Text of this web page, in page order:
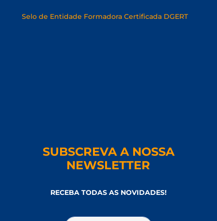
SUBSCREVA A NOSSA
NEWSLETTER
RECEBA TODAS AS NOVIDADES!